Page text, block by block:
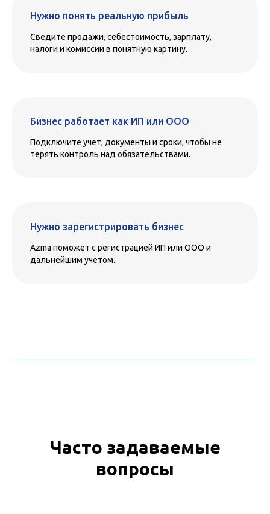
Нужно понять реальную прибыль
Сведите продажи, себестоимость, зарплату,
налоги и комиссии в понятную картину.
Бизнес работает как ИП или ООО
Подключите учет, документы и сроки, чтобы не
терять контроль над обязательствами.
Нужно зарегистрировать бизнес
Azma поможет с регистрацией ИП или ООО и
дальнейшим учетом.
Часто задаваемые
вопросы